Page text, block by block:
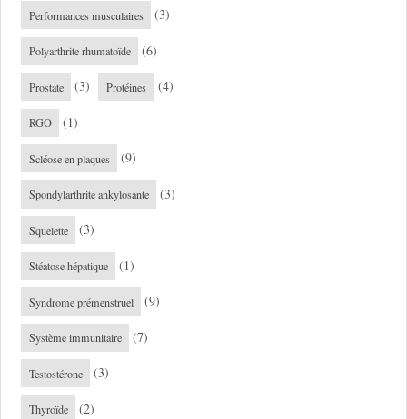
Performances musculaires (3)
Polyarthrite rhumatoïde (6)
Prostate (3) Protéines (4)
RGO (1)
Scléose en plaques (9)
Spondylarthrite ankylosante (3)
Squelette (3)
Stéatose hépatique (1)
Syndrome prémenstruel (9)
Système immunitaire (7)
Testostérone (3)
Thyroïde (2)